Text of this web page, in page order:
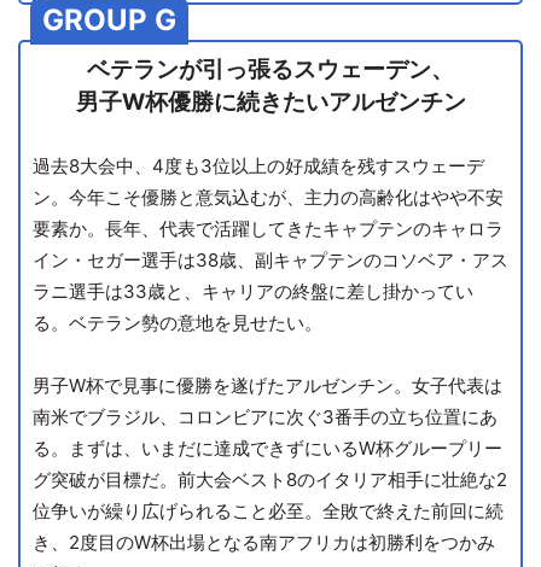
GROUP G
ベテランが引っ張るスウェーデン、
男子W杯優勝に続きたいアルゼンチン
過去8大会中、4度も3位以上の好成績を残すスウェーデ
ン。今年こそ優勝と意気込むが、主力の高齢化はやや不安
要素か。長年、代表で活躍してきたキャプテンのキャロラ
イン・セガー選手は38歳、副キャプテンのコソベア・アス
ラニ選手は33歳と、キャリアの終盤に差し掛かってい
る。ベテラン勢の意地を見せたい。
男子W杯で見事に優勝を遂げたアルゼンチン。女子代表は
南米でブラジル、コロンビアに次ぐ3番手の立ち位置にあ
る。まずは、いまだに達成できずにいるW杯グループリー
グ突破が目標だ。前大会ベスト8のイタリア相手に壮絶な2
位争いが繰り広げられること必至。全敗で終えた前回に続
き、2度目のW杯出場となる南アフリカは初勝利をつかみ